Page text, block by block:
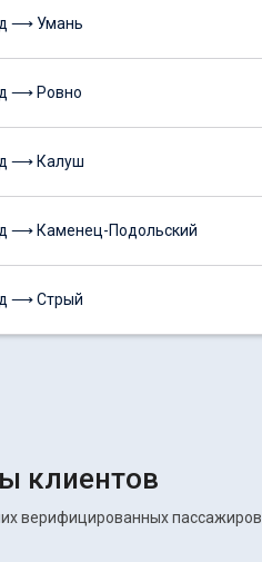
⟶ Умань
⟶ Ровно
⟶ Калуш
⟶ Каменец-Подольский
⟶ Стрый
клиентов
верифицированных пассажиров